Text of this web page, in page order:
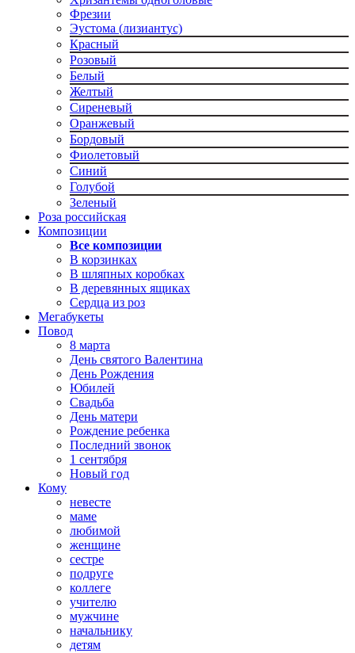
Фрезии
Эустома (лизиантус)
Красный
Розовый
Белый
Желтый
Сиреневый
Оранжевый
Бордовый
Фиолетовый
Синий
Голубой
Зеленый
Роза российская
Композиции
Все композиции
В корзинках
В шляпных коробках
В деревянных ящиках
Сердца из роз
Мегабукеты
Повод
8 марта
День святого Валентина
День Рождения
Юбилей
Свадьба
День матери
Рождение ребенка
Последний звонок
1 сентября
Новый год
Кому
невесте
маме
любимой
женщине
сестре
подруге
коллеге
учителю
мужчине
начальнику
детям